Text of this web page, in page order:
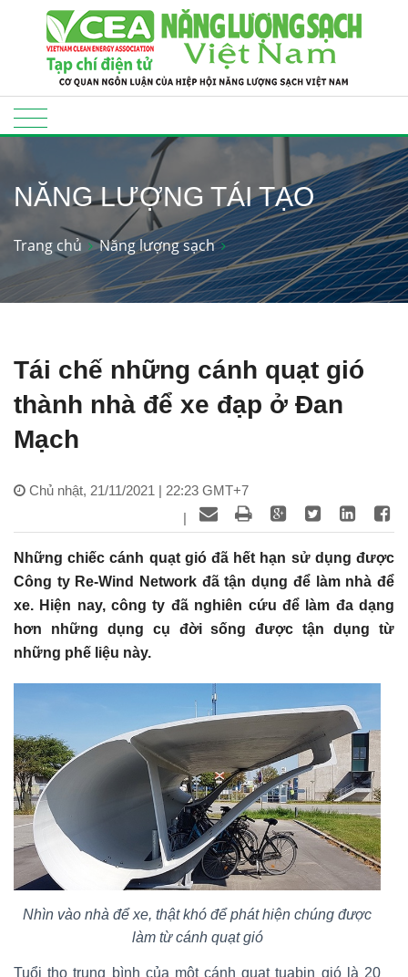
NĂNG LƯỢNG TÁI TẠO
Trang chủ Năng lượng sạch
Tái chế những cánh quạt gió
thành nhà để xe đạp ở Đan
Mạch
Chủ nhật, 21/11/2021 | 22:23 GMT+7
|
Những chiếc cánh quạt gió đã hết hạn sử dụng được
Công ty Re-Wind Network đã tận dụng để làm nhà để
xe. Hiện nay, công ty đã nghiên cứu để làm đa dạng
hơn những dụng cụ đời sống được tận dụng từ
những phế liệu này.
Nhìn vào nhà để xe, thật khó để phát hiện chúng được
làm từ cánh quạt gió
Tuổi thọ trung bình của một cánh quạt tuabin gió là 20